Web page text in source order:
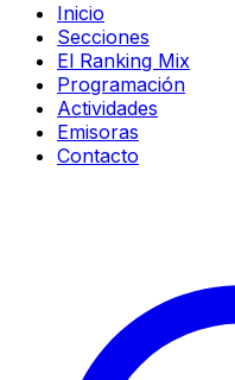
Inicio
Secciones
El Ranking Mix
Programación
Actividades
Emisoras
Contacto